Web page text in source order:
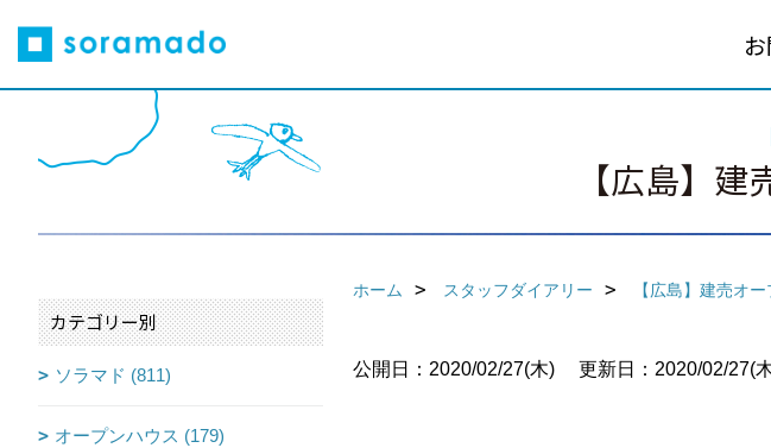
【広島】
ホーム スタッフダイアリー 【広島】建売オ
公開日：2020/02/27(木) 更新日：2020/02/27(
カテゴリー別
ソラマド (811)
オープンハウス (179)